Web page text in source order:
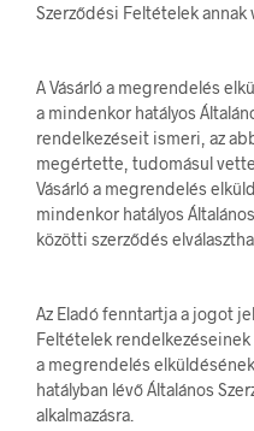
Szerződési Feltételek annak
A Vásárló a megrendelés
a mindenkor hatályos
rendelkezéseit ismeri, az
megértette, tudomásul
Vásárló a megrendelés
mindenkor hatályos
közötti szerződés
Az Eladó fenntartja a jogot
Feltételek
a megrendelés
hatályban lévő Általános
alkalmazásra.